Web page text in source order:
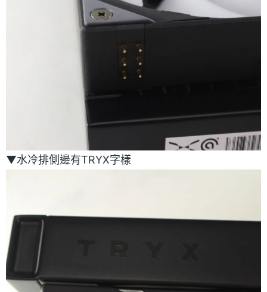
▼水冷排側邊有TRYX字樣